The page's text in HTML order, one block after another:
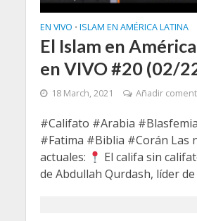
EN VIVO • ISLAM EN AMÉRICA LATINA
El Islam en
en VIVO #20 (02/
18 March, 2021 Añadir
#Califato #Arabia
#Fatima #Biblia #Corán Las
actuales:
El califa sin
de Abdullah Qurdash, líder de